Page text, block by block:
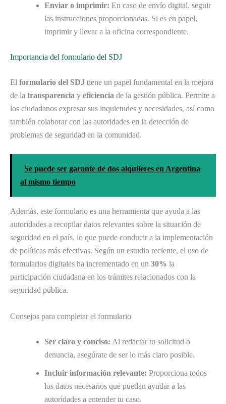
Enviar o imprimir: En caso de envío digital, seguir
las instrucciones proporcionadas. Si es en papel,
imprimir y llevar a la oficina correspondiente.
Importancia del formulario del SDJ
El formulario del SDJ tiene un papel fundamental en la mejora
de la transparencia y eficiencia de la gestión pública. Permite a
los ciudadanos expresar sus inquietudes y necesidades, así como
también colaborar con las autoridades en la detección de
problemas de seguridad en la comunidad.
Se puede ser garante de dos alquileres en Argentina
al mismo tiempo
Además, este formulario es una herramienta que ayuda a las
autoridades a recopilar datos relevantes sobre la situación de
seguridad en el país, lo que puede conducir a la implementación
de políticas más efectivas. Según un estudio reciente, el uso de
formularios digitales ha incrementado en un 30% la
participación ciudadana en los trámites relacionados con la
seguridad pública.
Consejos para completar el formulario
Ser claro y conciso: Al redactar tu solicitud o
denuncia, asegúrate de ser lo más claro posible.
Incluir información relevante: Proporciona todos
los datos necesarios que puedan ayudar a las
autoridades a entender tu caso.